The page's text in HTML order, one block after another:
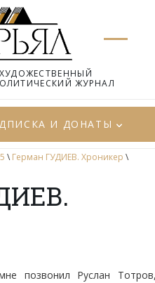
ЖУРНАЛ
И ДОНАТЫ
\ Герман ГУДИЕВ. Хроникер \
позвонил Руслан